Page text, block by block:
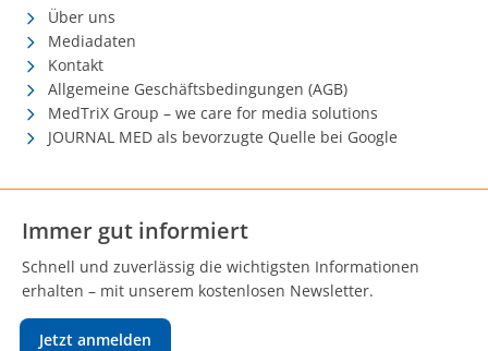
Über uns
Mediadaten
Kontakt
Allgemeine Geschäftsbedingungen (AGB)
MedTriX Group – we care for media solutions
JOURNAL MED als bevorzugte Quelle bei Google
Immer gut informiert
Schnell und zuverlässig die wichtigsten Informationen
erhalten – mit unserem kostenlosen Newsletter.
Jetzt anmelden